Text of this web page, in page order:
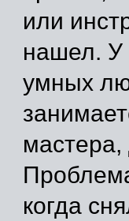
или
нашел. У
умных
когда